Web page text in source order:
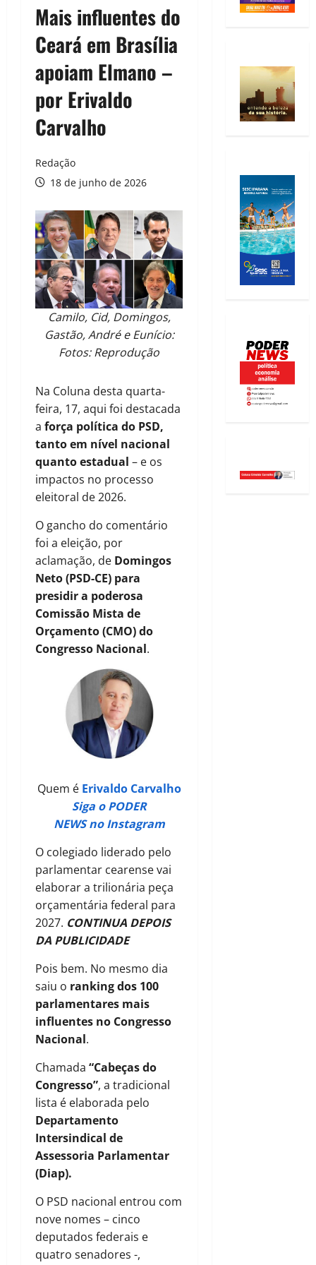
Mais influentes do
Ceará em Brasília
apoiam Elmano –
por Erivaldo
Carvalho
Redação
18 de junho de 2026
Camilo, Cid, Domingos,
Gastão, André e Eunício:
Fotos: Reprodução
Na Coluna desta quarta-
feira, 17, aqui foi destacada
a força política do PSD,
tanto em nível nacional
quanto estadual – e os
impactos no processo
eleitoral de 2026.
O gancho do comentário
foi a eleição, por
aclamação, de Domingos
Neto (PSD-CE) para
presidir a poderosa
Comissão Mista de
Orçamento (CMO) do
Congresso Nacional.
Quem é Erivaldo Carvalho
Siga o PODER
NEWS no Instagram
O colegiado liderado pelo
parlamentar cearense vai
elaborar a trilionária peça
orçamentária federal para
2027. CONTINUA DEPOIS
DA PUBLICIDADE
Pois bem. No mesmo dia
saiu o ranking dos 100
parlamentares mais
influentes no Congresso
Nacional.
Chamada “Cabeças do
Congresso”, a tradicional
lista é elaborada pelo
Departamento
Intersindical de
Assessoria Parlamentar
(Diap).
O PSD nacional entrou com
nove nomes – cinco
deputados federais e
quatro senadores -,